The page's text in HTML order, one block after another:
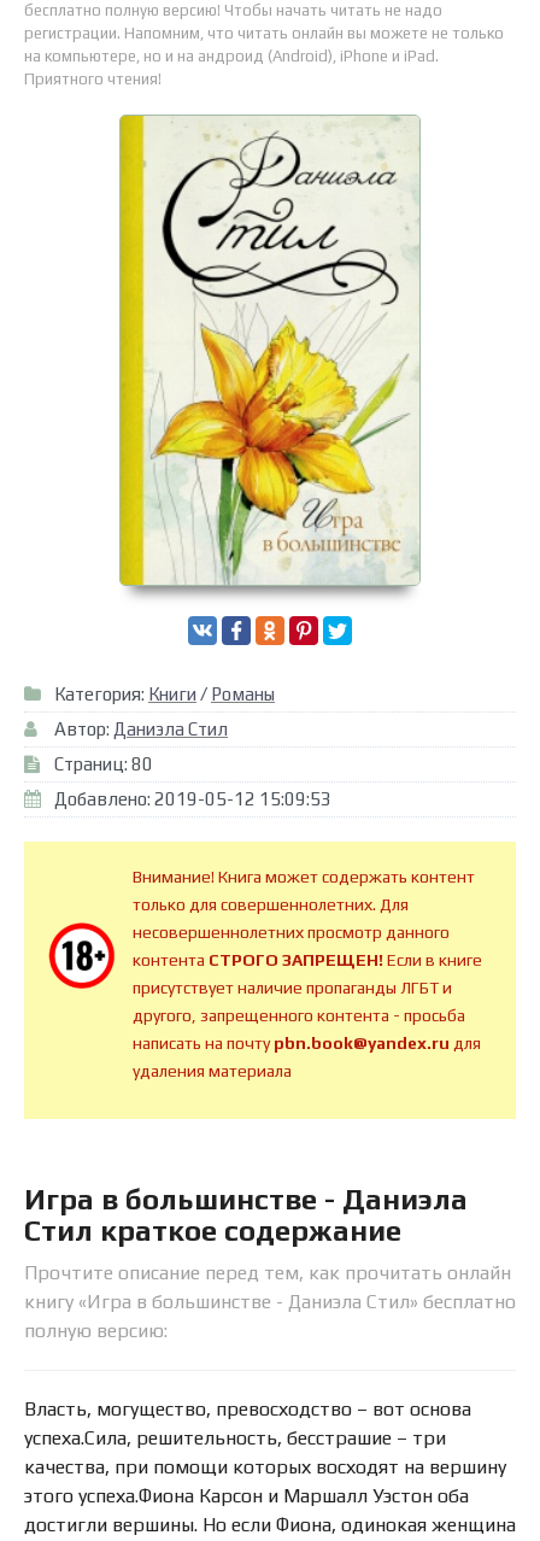
бесплатно полную версию! Чтобы начать читать не надо
регистрации. Напомним, что читать онлайн вы можете не только
на компьютере, но и на андроид (Android), iPhone и iPad.
Приятного чтения!
Категория: Книги / Романы
Автор: Даниэла Стил
Страниц: 80
Добавлено: 2019-05-12 15:09:53
Внимание! Книга может содержать контент
только для совершеннолетних. Для
несовершеннолетних просмотр данного
контента СТРОГО ЗАПРЕЩЕН!Если в книге
присутствует наличие пропаганды ЛГБТ и
другого, запрещенного контента - просьба
написать на почтуpbn.book@yandex.ru для
удаления материала
Игра в большинстве - Даниэла
Стил краткое содержание
Прочтите описание перед тем, как прочитать онлайн
книгу «Игра в большинстве - Даниэла Стил» бесплатно
полную версию:
Власть, могущество, превосходство – вот основа
успеха.Сила, решительность, бесстрашие – три
качества, при помощи которых восходят на вершину
этого успеха.Фиона Карсон и Маршалл Уэстон оба
достигли вершины. Но если Фиона, одинокая женщина